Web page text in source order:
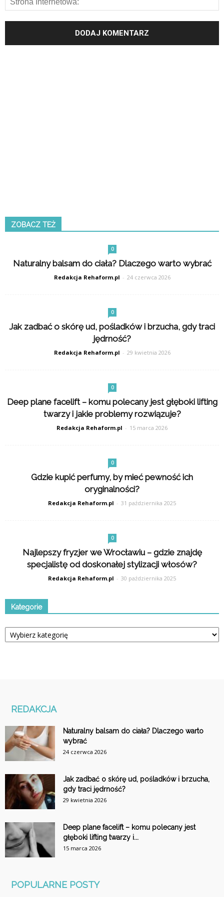
ZOBACZ TEŻ
0
Naturalny balsam do ciała? Dlaczego warto wybrać
Redakcja Rehaform.pl - 24 czerwca 2026
0
Jak zadbać o skórę ud, pośladków i brzucha, gdy traci
jędrność?
Redakcja Rehaform.pl - 29 kwietnia 2026
0
Deep plane facelift – komu polecany jest głęboki lifting
twarzy i jakie problemy rozwiązuje?
Redakcja Rehaform.pl - 15 marca 2026
0
Gdzie kupić perfumy, by mieć pewność ich
oryginalności?
Redakcja Rehaform.pl - 31 października 2025
0
Najlepszy fryzjer we Wrocławiu – gdzie znajdę
specjalistę od doskonałej stylizacji włosów?
Redakcja Rehaform.pl - 30 października 2025
Kategorie
Kategorie
REDAKCJA
Naturalny balsam do ciała? Dlaczego warto
wybrać
24 czerwca 2026
Jak zadbać o skórę ud, pośladków i brzucha,
gdy traci jędrność?
29 kwietnia 2026
Deep plane facelift – komu polecany jest
głęboki lifting twarzy i...
15 marca 2026
POPULARNE POSTY